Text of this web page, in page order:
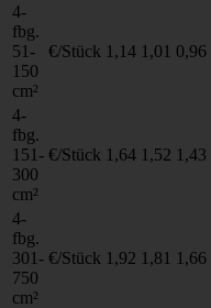
4-
fbg.
51-
150
cm²
€/Stück 1,14 1,01 0,96
4-
fbg.
151-
300
cm²
€/Stück 1,64 1,52 1,43
4-
fbg.
301-
750
cm²
€/Stück 1,92 1,81 1,66